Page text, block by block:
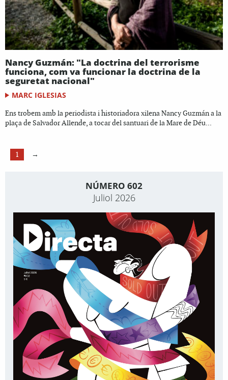
Nancy Guzmán: "La doctrina del terrorisme
funciona, com va funcionar la doctrina de la
seguretat nacional"
MARC IGLESIAS
Ens trobem amb la periodista i historiadora xilena Nancy Guzmán a la
plaça de Salvador Allende, a tocar del santuari de la Mare de Déu...
1 →
NÚMERO 602
Juliol 2026